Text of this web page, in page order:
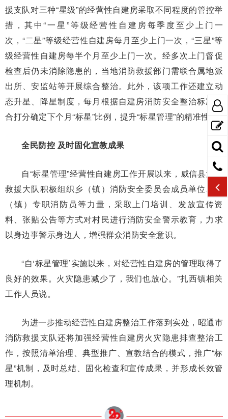
援支队对三种“星级”的经营性自建房采取不同程度的管控举
措，其中“一星”等级经营性自建房每季度至少上门一
次，“二星”等级经营性自建房每月至少上门一次，“三星”等
级经营性自建房每半个月至少上门一次。经多次上门督促
检查后仍未消除隐患的，当地消防救援部门需联合属地派
出所、安监站等开展综合整治。此外，该项工作还建立动
态升星、降星制度，每月根据自建房消防安全整治标准综
合打分确定下个月“标星”比例，提升“标星管理”的精准性。
全民防控 及时固化宣教成果
自“标星管理”经营性自建房工作开展以来，威信县消防
救援大队积极组织乡（镇）消防安全委员会成员单位、乡
（镇）专职消防员等力量，采取上门培训、发放宣传资
料、张贴公告等方式对村民进行消防安全警示教育，力求
以身边事警示身边人，增强群众消防安全意识。
“自‘标星管理’实施以来，对经营性自建房的管理取得了
良好的效果。火灾隐患减少了，我们也放心。”扎西镇相关
工作人员说。
为进一步推动经营性自建房整治工作落到实处，昭通市
消防救援支队还将加强经营性自建房火灾隐患排查整治工
作，按照清单治理、典型推广、宣教结合的模式，推广“标
星”机制，及时总结、固化检查和宣传成果，并形成长效管
理机制。